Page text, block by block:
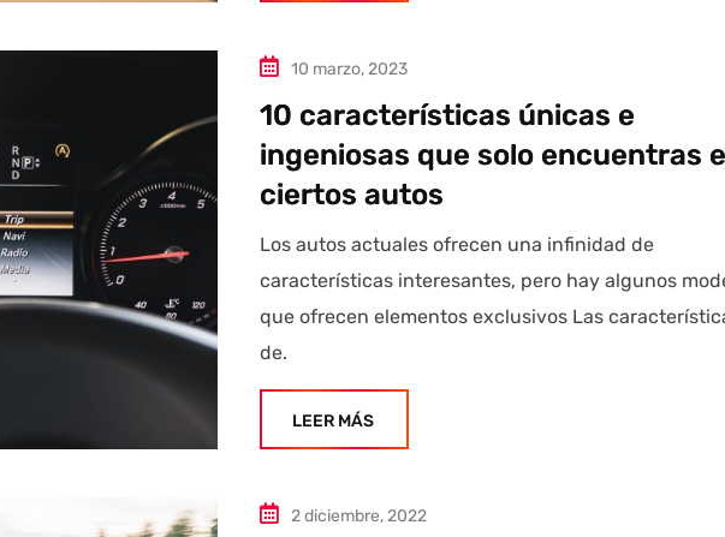
10 marzo, 2023
10 características únicas e
ingeniosas que solo encuentras
ciertos autos
Los autos actuales ofrecen una infinidad de
características interesantes, pero hay algunos
que ofrecen elementos exclusivos Las
de.
LEER MÁS
2 diciembre, 2022